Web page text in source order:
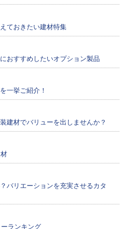
ておきたい建材特集
おすすめしたいオプション製品
一挙ご紹介！
建材でバリューを出しませんか？
バリエーションを充実させるカタ
ランキング